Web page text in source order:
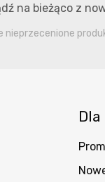
na bieżąco z